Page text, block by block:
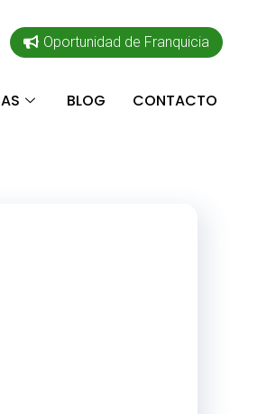
Oportunidad de Franquicia
BLOG CONTACTO